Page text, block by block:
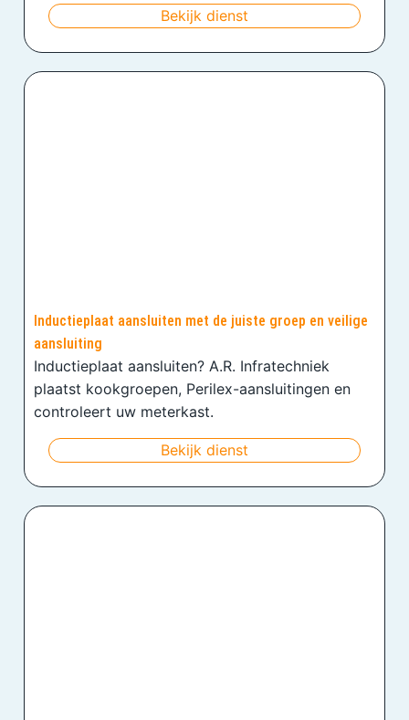
Bekijk dienst
Inductieplaat aansluiten met de juiste groep en veilige
aansluiting
Inductieplaat aansluiten? A.R. Infratechniek
plaatst kookgroepen, Perilex-aansluitingen en
controleert uw meterkast.
Bekijk dienst